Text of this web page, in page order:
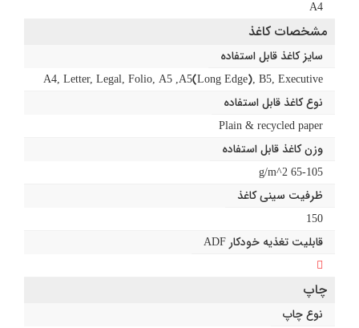
A4
مشخصات کاغذ
سایز کاغذ قابل استفاده
A4, Letter, Legal, Folio, A5 ,A5(Long Edge), B5, Executive
نوع کاغذ قابل استفاده
Plain & recycled paper
وزن کاغذ قابل استفاده
65-105 g/m^2
ظرفیت سینی کاغذ
150
قابلیت تغذیه خودکار ADF
چاپ
نوع چاپ